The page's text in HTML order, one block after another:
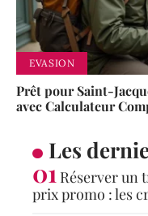
EVASION
Prêt pour Saint-
avec Calculateur
Les
Réserver un
prix promo : les